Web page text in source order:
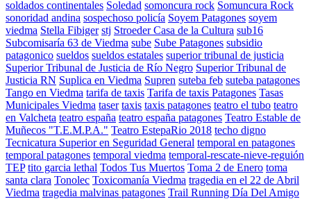
soldados continentales Soledad somoncura rock Somuncura Rock
sonoridad andina sospechoso policía Soyem Patagones soyem
viedma Stella Fibiger stj Stroeder Casa de la Cultura sub16
Subcomisaría 63 de Viedma sube Sube Patagones subsidio
patagonico sueldos sueldos estatales superior tribunal de justicia
Superior Tribunal de Justicia de Río Negro Superior Tribunal de
Justicia RN Suplica en Viedma Supren suteba feb suteba patagones
Tango en Viedma tarifa de taxis Tarifa de taxis Patagones Tasas
Municipales Viedma taser taxis taxis patagones teatro el tubo teatro
en Valcheta teatro españa teatro españa patagones Teatro Estable de
Muñecos "T.E.M.P.A." Teatro EstepaRio 2018 techo digno
Tecnicatura Superior en Seguridad General temporal en patagones
temporal patagones temporal viedma temporal-rescate-nieve-reguión
TEP tito garcia lethal Todos Tus Muertos Toma 2 de Enero toma
santa clara Tonolec Toxicomanía Viedma tragedia en el 22 de Abril
Viedma tragedia malvinas patagones Trail Running Día Del Amigo